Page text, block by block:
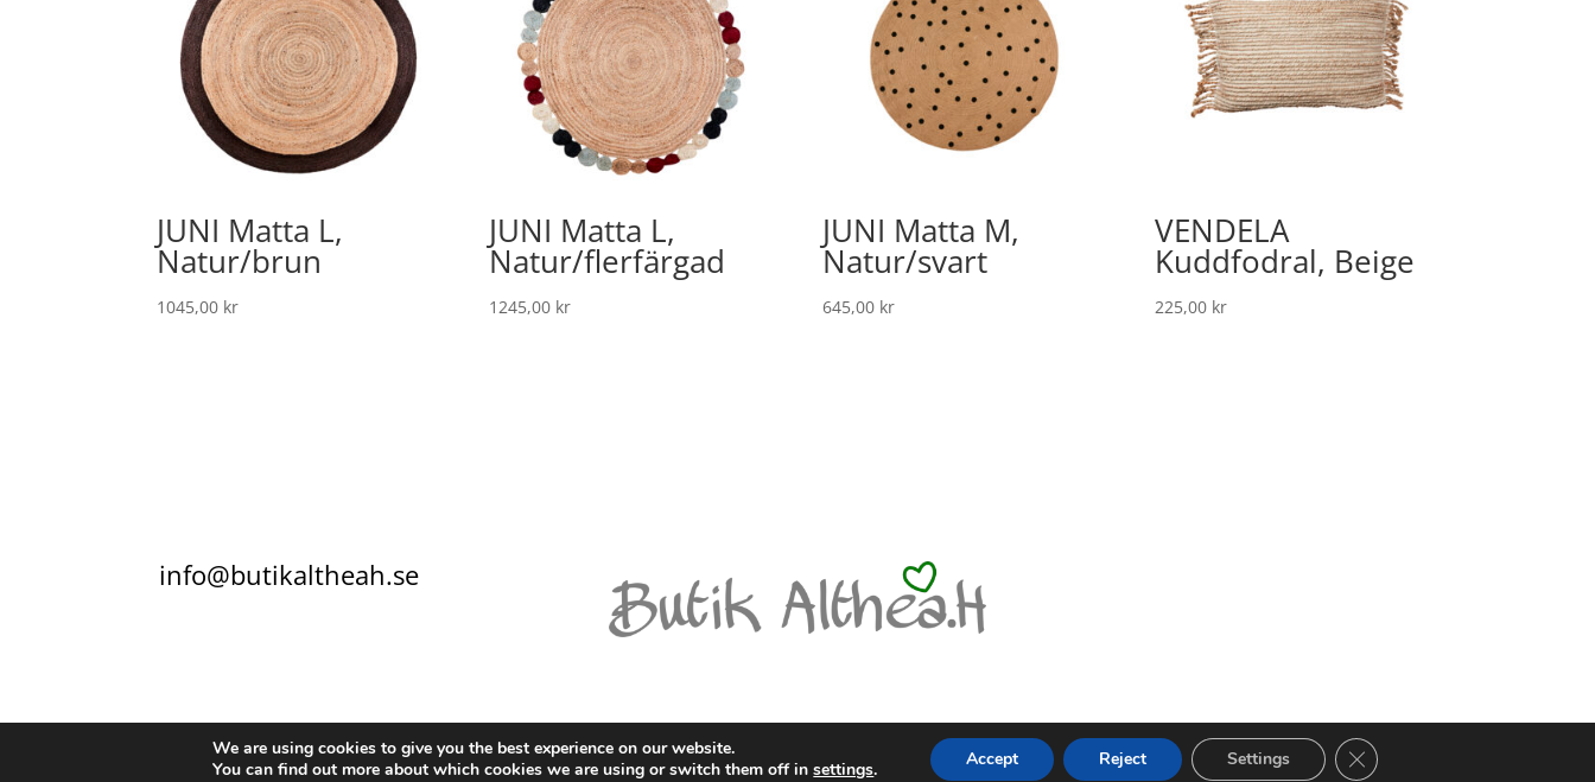
JUNI Matta L,
Natur/brun
1045,00 kr
JUNI Matta L,
Natur/flerfärgad
1245,00 kr
JUNI Matta M,
Natur/svart
645,00 kr
VENDELA
Kuddfodral, Beige
225,00 kr
info@butikaltheah.se
KONTAKT KÖPVILLKOR INTEGRITETSPOLICY
We are using cookies to give you the best experience on our website.
You can find out more about which cookies we are using or switch them off insettings. Accept Reject Settings Close GDPR Cookie Banner